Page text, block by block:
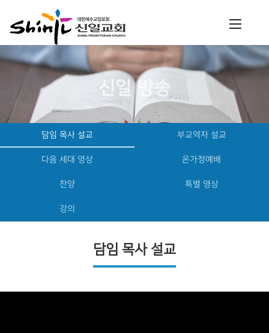
신일 방송
담임 목사 설교 부교역자 설교
다음 세대 영상 온가정예배
찬양 특별 영상
강의
담임 목사 설교